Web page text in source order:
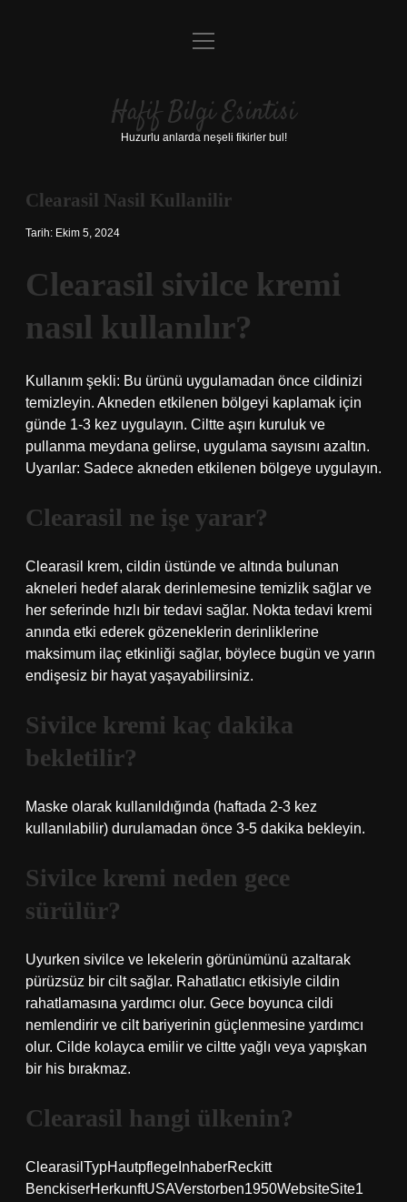
Anasayfa
Yasal Uyarı
menüyü
Hafif Bilgi Esintisi
Huzurlu anlarda neşeli fikirler bul!
Clearasil Nasil Kullanilir
Tarih: Ekim 5, 2024
Clearasil sivilce kremi
nasıl kullanılır?
Kullanım şekli: Bu ürünü uygulamadan önce cildinizi
temizleyin. Akneden etkilenen bölgeyi kaplamak için
günde 1-3 kez uygulayın. Ciltte aşırı kuruluk ve
pullanma meydana gelirse, uygulama sayısını azaltın.
Uyarılar: Sadece akneden etkilenen bölgeye uygulayın.
Clearasil ne işe yarar?
Clearasil krem, cildin üstünde ve altında bulunan
akneleri hedef alarak derinlemesine temizlik sağlar ve
her seferinde hızlı bir tedavi sağlar. Nokta tedavi kremi
anında etki ederek gözeneklerin derinliklerine
maksimum ilaç etkinliği sağlar, böylece bugün ve yarın
endişesiz bir hayat yaşayabilirsiniz.
Sivilce kremi kaç dakika
bekletilir?
Maske olarak kullanıldığında (haftada 2-3 kez
kullanılabilir) durulamadan önce 3-5 dakika bekleyin.
Sivilce kremi neden gece
sürülür?
Uyurken sivilce ve lekelerin görünümünü azaltarak
pürüzsüz bir cilt sağlar. Rahatlatıcı etkisiyle cildin
rahatlamasına yardımcı olur. Gece boyunca cildi
nemlendirir ve cilt bariyerinin güçlenmesine yardımcı
olur. Cilde kolayca emilir ve ciltte yağlı veya yapışkan
bir his bırakmaz.
Clearasil hangi ülkenin?
ClearasilTypHautpflegeInhaberReckitt
BenckiserHerkunftUSAVerstorben1950WebsiteSite1